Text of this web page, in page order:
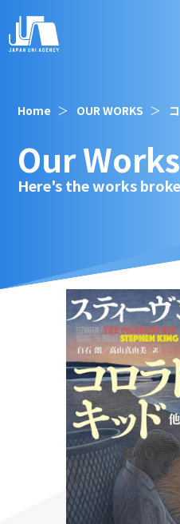
Home OUR WORKS
Our Works
Here's the works